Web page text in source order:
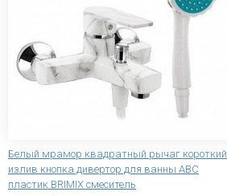
Белый мрамор квадратный рычаг короткий
излив кнопка дивертор для ванны АВС
пластик BRIMIX смеситель